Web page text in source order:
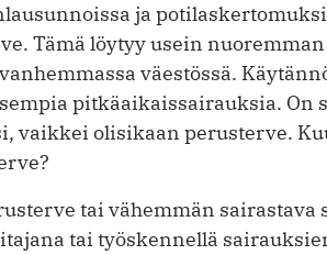
ja
Tämä löytyy usein
väestössä.
pitkäaikaissairauksia. On
vaikkei olisikaan perusterve.
tai vähemmän sairastava
tai työskennellä